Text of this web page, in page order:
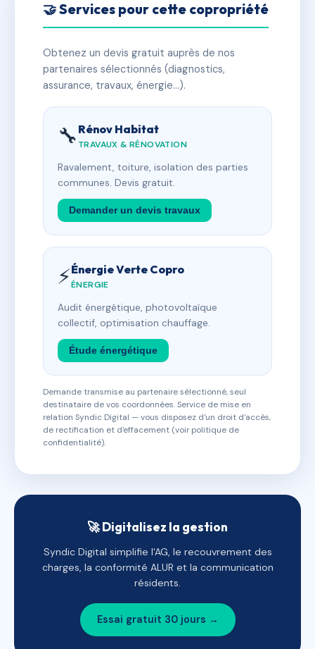
🤝 Services pour cette copropriété
Obtenez un devis gratuit auprès de nos
partenaires sélectionnés (diagnostics,
assurance, travaux, énergie…).
🔧 Rénov Habitat
TRAVAUX & RÉNOVATION
Ravalement, toiture, isolation des parties
communes. Devis gratuit.
Demander un devis travaux
⚡Énergie Verte Copro
ÉNERGIE
Audit énergétique, photovoltaïque
collectif, optimisation chauffage.
Étude énergétique
Demande transmise au partenaire sélectionné, seul
destinataire de vos coordonnées. Service de mise en
relation Syndic Digital — vous disposez d'un droit d'accès,
de rectification et d'effacement (voir politique de
confidentialité).
🚀 Digitalisez la gestion
Syndic Digital simplifie l'AG, le recouvrement des
charges, la conformité ALUR et la communication
résidents.
Essai gratuit 30 jours →